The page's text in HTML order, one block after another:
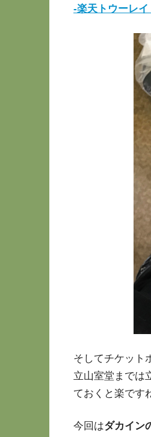
-楽天トウーレ
そしてチケット
立山室堂までは
ておくと楽です
今回はダカイン